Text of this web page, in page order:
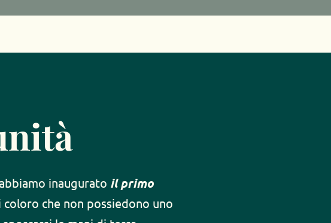
inaugurato il primo
che non possiedono uno